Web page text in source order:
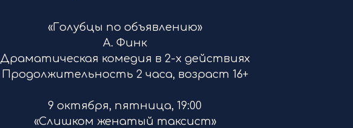
«Голубцы по объявлению»
А. Финк
Драматическая комедия в 2-х действиях
Продолжительность 2 часа, возраст 16+
9 октября, пятница, 19:00
«Слишком женатый таксист»